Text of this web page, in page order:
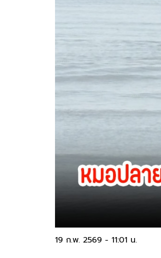
19 ก.พ. 2569 - 11:01 น.